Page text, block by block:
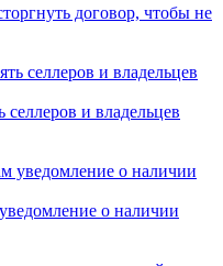
договор, чтобы не
и владельцев
о наличии